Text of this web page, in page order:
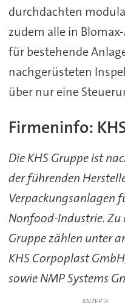
durchdachten
zudem alle in
für bestehende
nachgerüsteten
über nur eine
Firmeninfo:
Die KHS Gruppe ist
der führenden
Verpackungsanlagen
Nonfood-Industrie. Zu
Gruppe zählen unter
KHS Corpoplast
sowie NMP Systems